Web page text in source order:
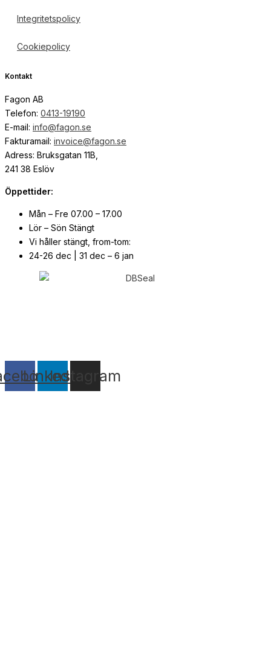
Integritetspolicy
Cookiepolicy
Kontakt
Fagon AB
Telefon: 0413-19190
E-mail: info@fagon.se
Fakturamail: invoice@fagon.se
Adress: Bruksgatan 11B,
241 38 Eslöv
Öppettider:
Mån – Fre 07.00 – 17.00
Lör – Sön Stängt
Vi håller stängt, from-tom:
24-26 dec | 31 dec – 6 jan
LinkedinInstagram